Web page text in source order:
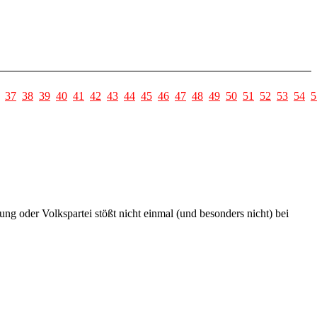
37 38 39 40 41 42 43 44 45 46 47 48 49 50 51 52 53 54
oder Volkspartei stößt nicht einmal (und besonders nicht) bei